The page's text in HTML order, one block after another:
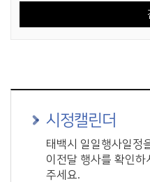
시정캘린더
태백시 일일행사일정
이전달 행사를 확인하
주세요.